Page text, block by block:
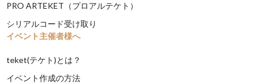
PRO ARTEKET（プロアルテケト）
シリアルコード受け取り
イベント主催者様へ
teket(テケト)とは？
イベント作成の方法